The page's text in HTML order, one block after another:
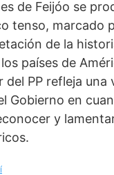
de Feijóo se
tenso, marcado
de la
países de
del PP refleja una
Gobierno en
y